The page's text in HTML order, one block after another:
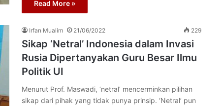
Read More »
Irfan Mualim 21/06/2022 229
Sikap ‘Netral’ Indonesia dalam Invasi
Rusia Dipertanyakan Guru Besar Ilmu
Politik UI
Menurut Prof. Maswadi, ‘netral’ mencerminkan pilihan
sikap dari pihak yang tidak punya prinsip. ‘Netral’ pun